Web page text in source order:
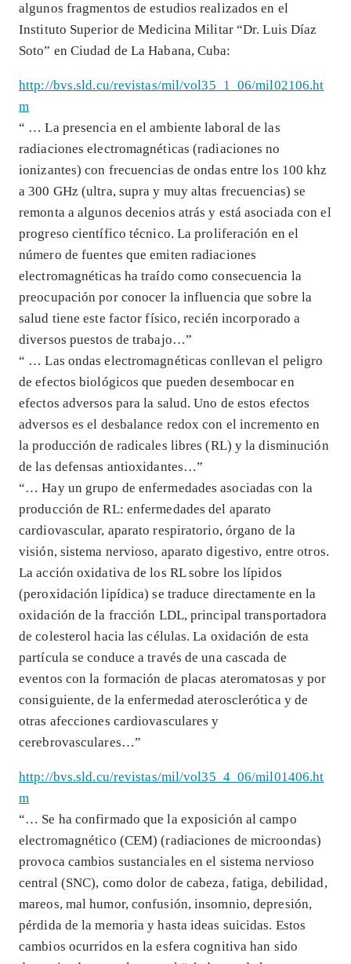
algunos fragmentos de estudios realizados en el
Instituto Superior de Medicina Militar “Dr. Luis Díaz
Soto” en Ciudad de La Habana, Cuba:
http://bvs.sld.cu/revistas/mil/vol35_1_06/mil02106.ht
m
“ … La presencia en el ambiente laboral de las
radiaciones electromagnéticas (radiaciones no
ionizantes) con frecuencias de ondas entre los 100 khz
a 300 GHz (ultra, supra y muy altas frecuencias) se
remonta a algunos decenios atrás y está asociada con el
progreso científico técnico. La proliferación en el
número de fuentes que emiten radiaciones
electromagnéticas ha traído como consecuencia la
preocupación por conocer la influencia que sobre la
salud tiene este factor físico, recién incorporado a
diversos puestos de trabajo…”
“ … Las ondas electromagnéticas conllevan el peligro
de efectos biológicos que pueden desembocar en
efectos adversos para la salud. Uno de estos efectos
adversos es el desbalance redox con el incremento en
la producción de radicales libres (RL) y la disminución
de las defensas antioxidantes…”
“… Hay un grupo de enfermedades asociadas con la
producción de RL: enfermedades del aparato
cardiovascular, aparato respiratorio, órgano de la
visión, sistema nervioso, aparato digestivo, entre otros.
La acción oxidativa de los RL sobre los lípidos
(peroxidación lipídica) se traduce directamente en la
oxidación de la fracción LDL, principal transportadora
de colesterol hacia las células. La oxidación de esta
partícula se conduce a través de una cascada de
eventos con la formación de placas ateromatosas y por
consiguiente, de la enfermedad aterosclerótica y de
otras afecciones cardiovasculares y
cerebrovasculares…”
http://bvs.sld.cu/revistas/mil/vol35_4_06/mil01406.ht
m
“… Se ha confirmado que la exposición al campo
electromagnético (CEM) (radiaciones de microondas)
provoca cambios sustanciales en el sistema nervioso
central (SNC), como dolor de cabeza, fatiga, debilidad,
mareos, mal humor, confusión, insomnio, depresión,
pérdida de la memoria y hasta ideas suicidas. Estos
cambios ocurridos en la esfera cognitiva han sido